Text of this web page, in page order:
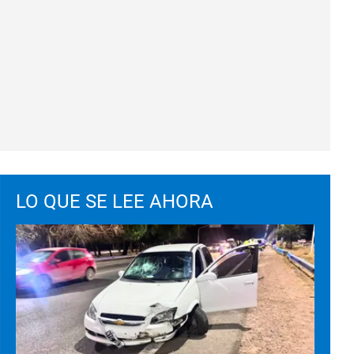
LO QUE SE LEE AHORA